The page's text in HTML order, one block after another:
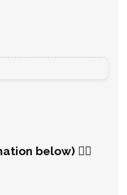
below) 👇🏻